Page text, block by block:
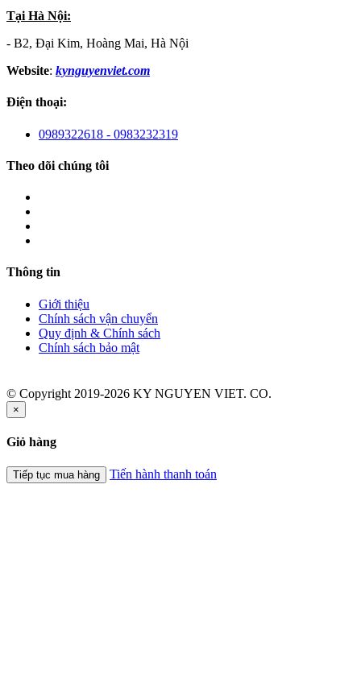
Tại Hà Nội:
- B2, Đại Kim, Hoàng Mai, Hà Nội
Website: kynguyenviet.com
Điện thoại:
0989322618 - 0983232319
Theo dõi chúng tôi
Thông tin
Giới thiệu
Chính sách vận chuyển
Quy định & Chính sách
Chính sách bảo mật
© Copyright 2019-2026 KY NGUYEN VIET. CO.
×
Giỏ hàng
Tiếp tục mua hàng Tiến hành thanh toán